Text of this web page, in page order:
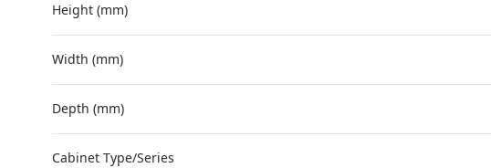
Height (mm)
Width (mm)
Depth (mm)
Cabinet Type/Series